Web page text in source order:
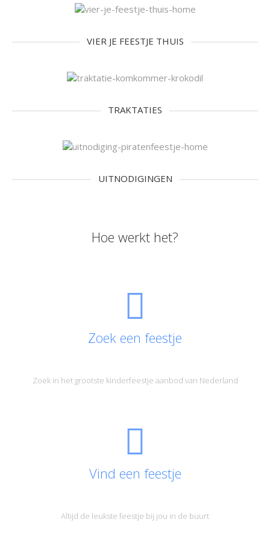
VIER JE FEESTJE THUIS
TRAKTATIES
UITNODIGINGEN
Hoe werkt het?
Zoek een feestje
Zoek in het grootste kinderfeestje aanbod van Nederland
Vind een feestje
Altijd de leukste feestje bij jou in de buurt